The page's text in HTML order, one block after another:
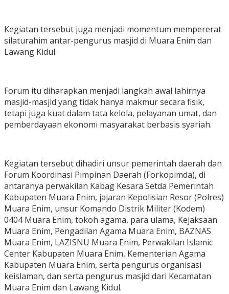
Kegiatan tersebut juga menjadi momentum mempererat
silaturahim antar-pengurus masjid di Muara Enim dan
Lawang Kidul.
Forum itu diharapkan menjadi langkah awal lahirnya
masjid-masjid yang tidak hanya makmur secara fisik,
tetapi juga kuat dalam tata kelola, pelayanan umat, dan
pemberdayaan ekonomi masyarakat berbasis syariah.
Kegiatan tersebut dihadiri unsur pemerintah daerah dan
Forum Koordinasi Pimpinan Daerah (Forkopimda), di
antaranya perwakilan Kabag Kesara Setda Pemerintah
Kabupaten Muara Enim, jajaran Kepolisian Resor (Polres)
Muara Enim, unsur Komando Distrik Militer (Kodem)
0404 Muara Enim, tokoh agama, para ulama, Kejaksaan
Muara Enim, Pengadilan Agama Muara Enim, BAZNAS
Muara Enim, LAZISNU Muara Enim, Perwakilan Islamic
Center Kabupaten Muara Enim, Kementerian Agama
Kabupaten Muara Enim, serta pengurus organisasi
keislaman, dan serta pengurus masjid dari Kecamatan
Muara Enim dan Lawang Kidul.